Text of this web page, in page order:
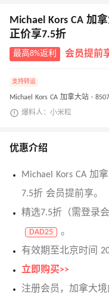
Michael Kors CA 加
正价享7.5折
最高8%返利 会员提前
支持转运
Michael Kors CA 加拿大站 ·
爆料人：小米粒
优惠介绍
Michael Kors CA 加
7.5折 会员提前享。
精选7.5折（需登录
DAD25
。
有效期至北京时间
立即购买>>
注册会员，加拿大境